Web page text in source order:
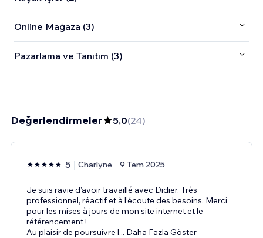
Online Mağaza (3)
Pazarlama ve Tanıtım (3)
Değerlendirmeler 5,0(24)
5 Charlyne 9 Tem 2025
Je suis ravie d’avoir travaillé avec Didier. Très
professionnel, réactif et à l’écoute des besoins. Merci
pour les mises à jours de mon site internet et le
référencement !
Au plaisir de poursuivre l... Daha Fazla Göster